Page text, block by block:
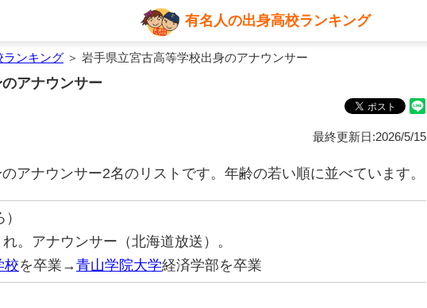
有名人の出身高校ランキング
ランキング ＞ 岩手県立宮古高等学校出身のアナウンサー
アナウンサー
最終更新日:2026/5/15
アナウンサー2名のリストです。年齢の若い順に並べています。
。アナウンサー（北海道放送）。
校を卒業→青山学院大学経済学部を卒業